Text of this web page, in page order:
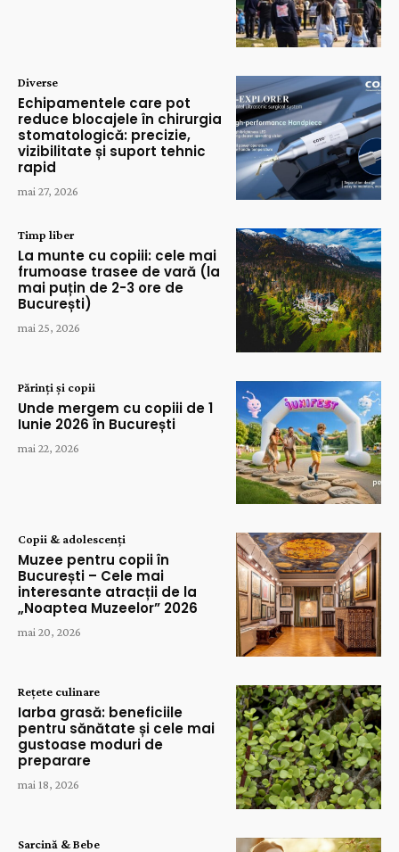
Diverse
Echipamentele care pot
reduce blocajele în chirurgia
stomatologică: precizie,
vizibilitate și suport tehnic
rapid
mai 27, 2026
Timp liber
La munte cu copiii: cele mai
frumoase trasee de vară (la
mai puțin de 2-3 ore de
București)
mai 25, 2026
Părinți și copii
Unde mergem cu copiii de 1
Iunie 2026 în București
mai 22, 2026
Copii & adolescenți
Muzee pentru copii în
București – Cele mai
interesante atracții de la
„Noaptea Muzeelor” 2026
mai 20, 2026
Rețete culinare
Iarba grasă: beneficiile
pentru sănătate și cele mai
gustoase moduri de
preparare
mai 18, 2026
Sarcină & Bebe